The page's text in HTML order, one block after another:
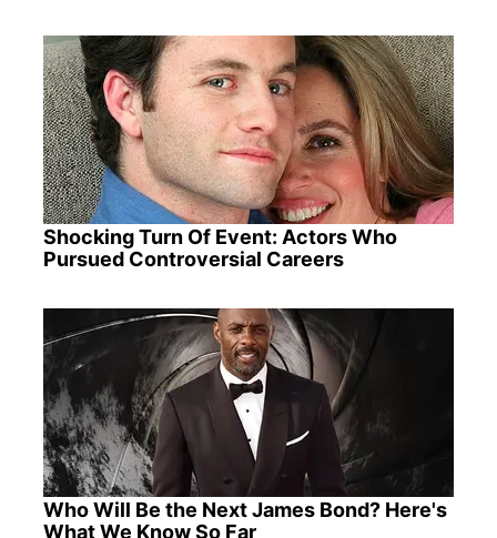
Shocking Turn Of Event: Actors Who
Pursued Controversial Careers
Who Will Be the Next James Bond? Here's
What We Know So Far